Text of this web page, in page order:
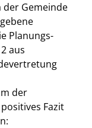
der Gemeinde
Planungs-
aus
der
Fazit